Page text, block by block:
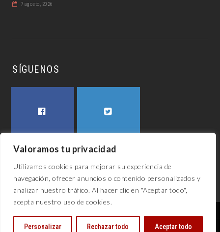
Valoramos tu privacidad
Utilizamos cookies para mejorar su experiencia de
navegación, ofrecer anuncios o contenido personalizados y
analizar nuestro tráfico. Al hacer clic en "Aceptar todo",
acepta nuestro uso de cookies.
Personalizar Rechazar todo Aceptar todo
7 agosto, 2026
SÍGUENOS